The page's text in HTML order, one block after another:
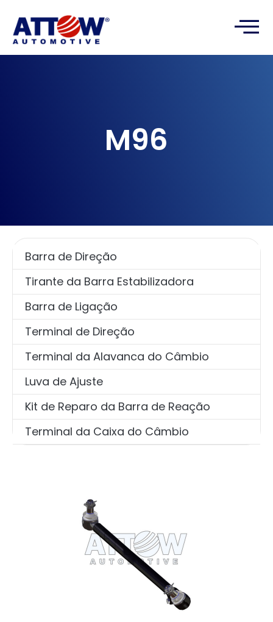
M96
Barra de Direção
Tirante da Barra Estabilizadora
Barra de Ligação
Terminal de Direção
Terminal da Alavanca do Câmbio
Luva de Ajuste
Kit de Reparo da Barra de Reação
Terminal da Caixa do Câmbio